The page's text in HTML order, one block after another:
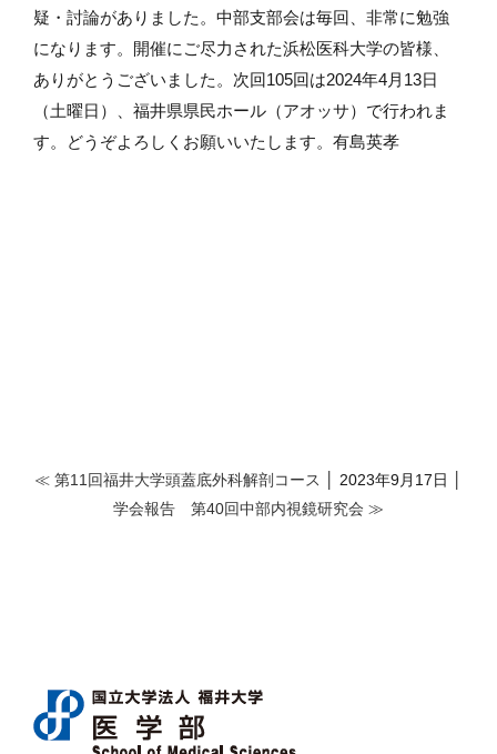
疑・討論がありました。中部支部会は毎回、非常に勉強
になります。開催にご尽力された浜松医科大学の皆様、
ありがとうございました。次回105回は2024年4月13日
（土曜日）、福井県県民ホール（アオッサ）で行われま
す。どうぞよろしくお願いいたします。有島英孝
≪ 第11回福井大学頭蓋底外科解剖コース
│ 2023年9月17日 │
学会報告 第40回中部内視鏡研究会 ≫